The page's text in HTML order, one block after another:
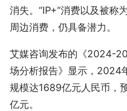
消失。“IP+”消费以及被称
周边消费，仍具备潜力。
艾媒咨询发布的《2024-
场分析报告》显示，2024
规模达1689亿元人民币，
亿元。